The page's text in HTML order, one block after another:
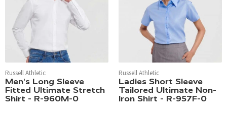
Russell Athletic
Men's Long Sleeve
Fitted Ultimate Stretch
Shirt - R-960M-0
Russell Athletic
Ladies Short Sleeve
Tailored Ultimate Non-
Iron Shirt - R-957F-0